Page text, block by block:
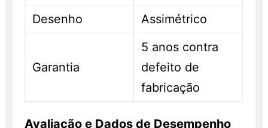
Desenho Assimétrico
Garantia
5 anos contra
defeito de
fabricação
Avaliação e Dados de Desempenho